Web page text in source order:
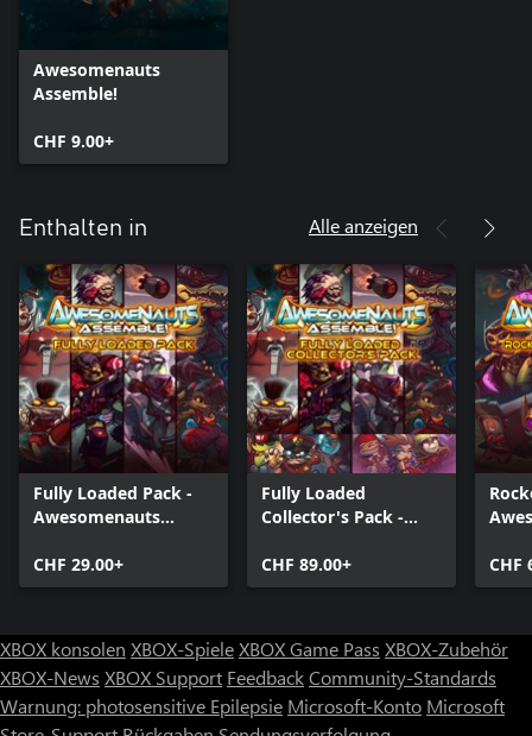
Awesomenauts
Assemble!
CHF 9.00+
Enthalten in Alle anzeigen
Fully Loaded Pack -
Awesomenauts
Bundle
CHF 29.00+
Fully Loaded
Collector's Pack -
Assemble! Game
Bundle
CHF 89.00+
Pack
CHF
XBOX konsolen XBOX-SpieleXBOX Game Pass XBOX-Zubehör
XBOX-News XBOX Support FeedbackCommunity-Standards
Warnung: photosensitive Epilepsie Microsoft-Konto Microsoft